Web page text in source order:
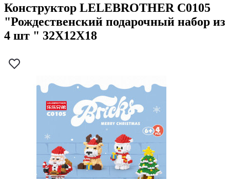
Конструктор LELEBROTHER C0105
"Рождественский подарочный набор из
4 шт " 32X12X18